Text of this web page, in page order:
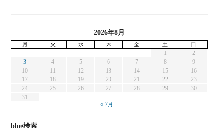
2026年8月
月 火 水 木 金 土 日
1
2
3
4 5 6 7 8
9
10
11 12 13 14 15
16
17
18 19 20 21 22
23
24
25 26 27 28 29
30
31
« 7月
blog検索